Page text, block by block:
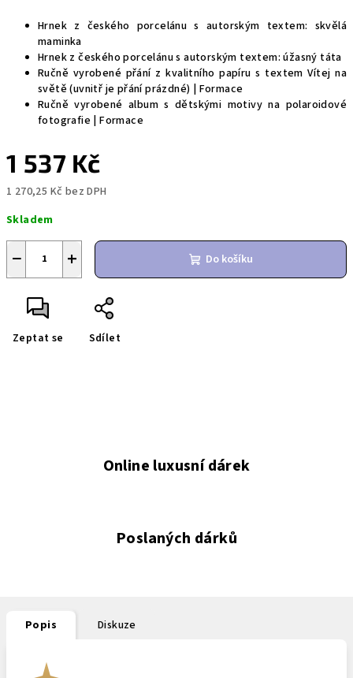
Hrnek z českého porcelánu s autorským textem: skvělá
maminka
Hrnek z českého porcelánu s autorským textem: úžasný táta
Ručně vyrobené přání z kvalitního papíru s textem Vítej na
světě (uvnitř je přání prázdné) | Formace
Ručně vyrobené album s dětskými motivy na polaroidové
fotografie | Formace
1 537 Kč
1 270,25 Kč bez DPH
cena:
Skladem
+
− Do košíku
Zeptat se Sdílet
Online luxusní dárek
Poslaných dárků
Popis Diskuze